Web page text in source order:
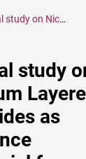
Electrochemical study on Nickel Aluminum Layered Double hydroxides as high-performance electrode material for lithium-ion batteries based on sodium alginate binder
study
as